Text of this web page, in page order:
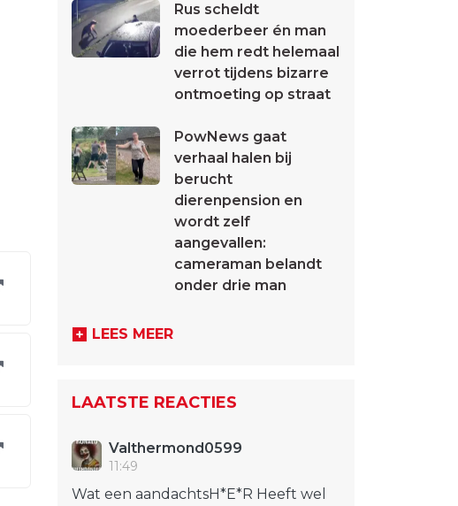
Rus scheldt
moederbeer én man
die hem redt helemaal
verrot tijdens bizarre
ontmoeting op straat
PowNews gaat
verhaal halen bij
berucht
dierenpension en
wordt zelf
aangevallen:
cameraman belandt
onder drie man
LEES MEER
LAATSTE REACTIES
Valthermond0599
11:49
Wat een aandachtsH*E*R Heeft wel